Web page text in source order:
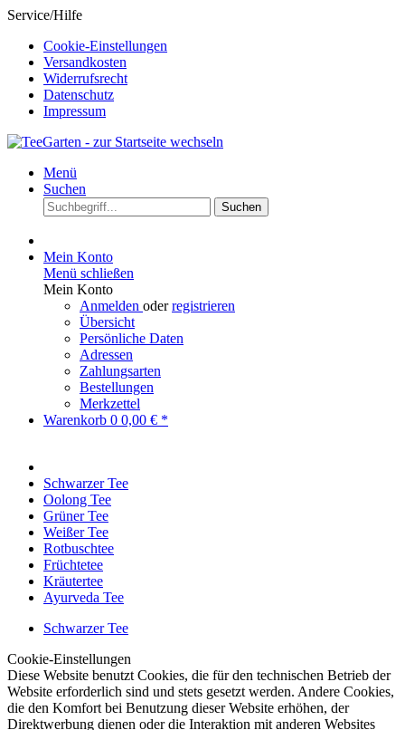
Service/Hilfe
Cookie-Einstellungen
Versandkosten
Widerrufsrecht
Datenschutz
Impressum
Menü
Suchen
Suchen
Mein Konto
Menü schließen
Mein Konto
Anmelden oderregistrieren
Übersicht
Persönliche Daten
Adressen
Zahlungsarten
Bestellungen
Merkzettel
Warenkorb 0 0,00 € *
Schwarzer Tee
Oolong Tee
Grüner Tee
Weißer Tee
Rotbuschtee
Früchtetee
Kräutertee
Ayurveda Tee
Schwarzer Tee
Cookie-Einstellungen
Diese Website benutzt Cookies, die für den technischen Betrieb der
Website erforderlich sind und stets gesetzt werden. Andere Cookies,
die den Komfort bei Benutzung dieser Website erhöhen, der
Direktwerbung dienen oder die Interaktion mit anderen Websites